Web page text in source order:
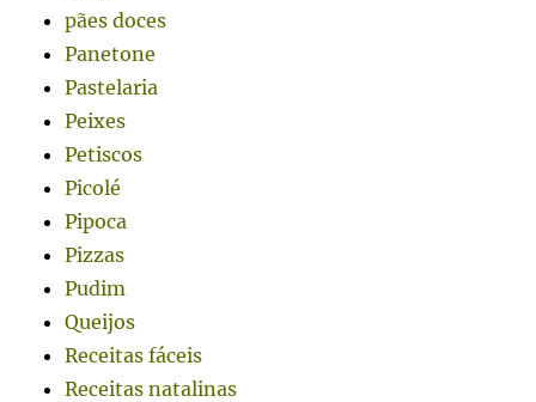
pães doces
Panetone
Pastelaria
Peixes
Petiscos
Picolé
Pipoca
Pizzas
Pudim
Queijos
Receitas fáceis
Receitas natalinas